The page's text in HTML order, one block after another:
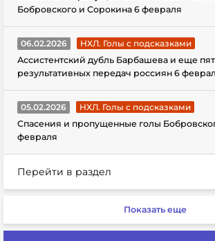
Бобровского и Сорокина 6 февраля
06.02.2026
НХЛ. Голы с подсказками
Ассистентский дубль Барбашева и еще
результативных передач россиян 6
05.02.2026
НХЛ. Голы с подсказками
Спасения и пропущенные голы
февраля
Перейти в раздел
Показать еще